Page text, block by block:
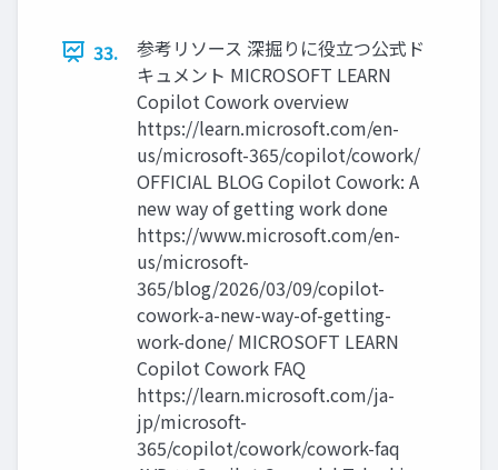
33.
参考リソース 深掘りに役立つ公式ド
キュメント MICROSOFT LEARN
Copilot Cowork overview
https://learn.microsoft.com/en-
us/microsoft-365/copilot/cowork/
OFFICIAL BLOG Copilot Cowork: A
new way of getting work done
https://www.microsoft.com/en-
us/microsoft-
365/blog/2026/03/09/copilot-
cowork-a-new-way-of-getting-
work-done/ MICROSOFT LEARN
Copilot Cowork FAQ
https://learn.microsoft.com/ja-
jp/microsoft-
365/copilot/cowork/cowork-faq